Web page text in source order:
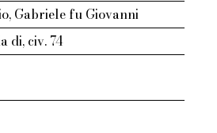
Gabriele fu Giovanni
di, civ. 74